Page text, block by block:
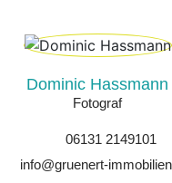
Dominic Hassmann
Fotograf
06131 2149101
info@gruenert-